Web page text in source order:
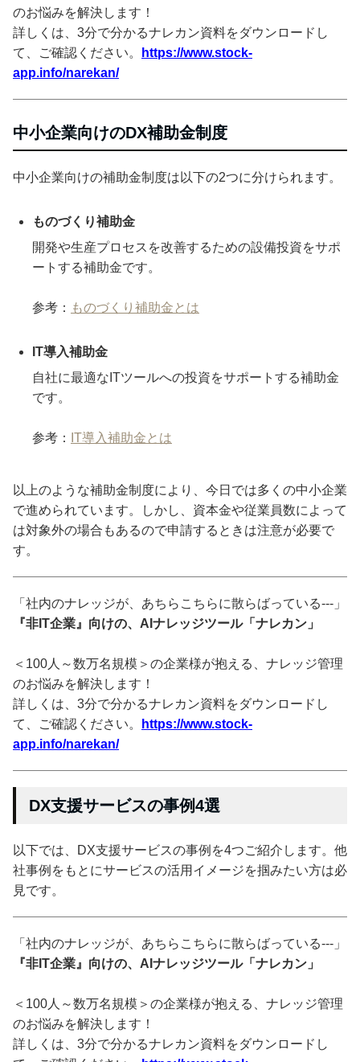
のお悩みを解決します！
詳しくは、3分で分かるナレカン資料をダウンロードし
て、ご確認ください。
https://www.stock-
app.info/narekan/
中小企業向けのDX補助金制度
中小企業向けの補助金制度は以下の2つに分けられます。
ものづくり補助金
開発や生産プロセスを改善するための設備投資をサポ
ートする補助金です。
参考： ものづくり補助金とは
IT導入補助金
自社に最適なITツールへの投資をサポートする補助金
です。
参考： IT導入補助金とは
以上のような補助金制度により、今日では多くの中小企業
で進められています。しかし、資本金や従業員数によって
は対象外の場合もあるので申請するときは注意が必要で
す。
「社内のナレッジが、あちらこちらに散らばっている---」
『非IT企業』向けの、AIナレッジツール「ナレカン」
＜100人～数万名規模＞の企業様が抱える、ナレッジ管理
のお悩みを解決します！
詳しくは、3分で分かるナレカン資料をダウンロードし
て、ご確認ください。
https://www.stock-
app.info/narekan/
DX支援サービスの事例4選
以下では、DX支援サービスの事例を4つご紹介します。他
社事例をもとにサービスの活用イメージを掴みたい方は必
見です。
「社内のナレッジが、あちらこちらに散らばっている---」
『非IT企業』向けの、AIナレッジツール「ナレカン」
＜100人～数万名規模＞の企業様が抱える、ナレッジ管理
のお悩みを解決します！
詳しくは、3分で分かるナレカン資料をダウンロードし